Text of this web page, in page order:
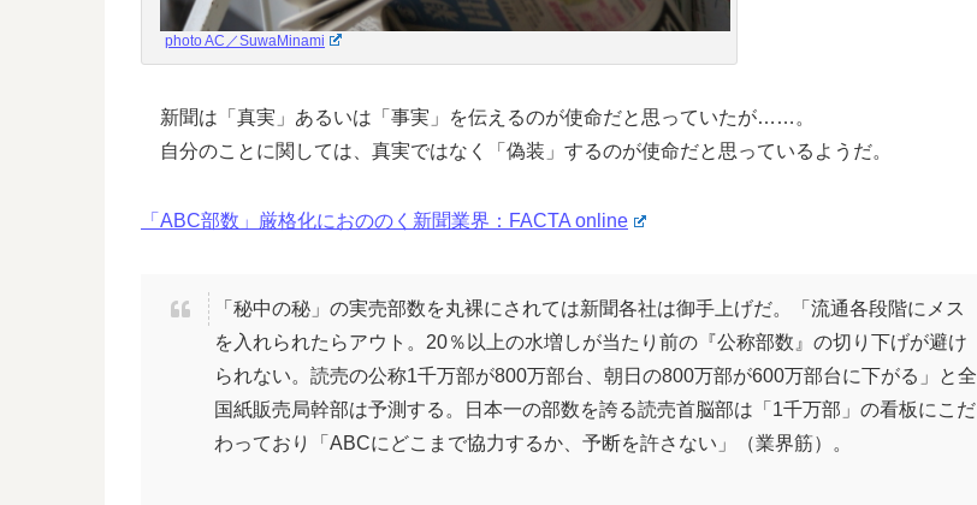
photo AC／SuwaMinami
新聞は「真実」あるいは「事実」を伝えるのが使命だと思っていたが……。
自分のことに関しては、真実ではなく「偽装」するのが使命だと思っているようだ。
「ABC部数」厳格化におののく新聞業界：FACTA online
「秘中の秘」の実売部数を丸裸にされては新聞各社は御手上げだ。「流通各段階にメス
を入れられたらアウト。20％以上の水増しが当たり前の『公称部数』の切り下げが避け
られない。読売の公称1千万部が800万部台、朝日の800万部が600万部台に下がる」と全
国紙販売局幹部は予測する。日本一の部数を誇る読売首脳部は「1千万部」の看板にこだ
わっており「ABCにどこまで協力するか、予断を許さない」（業界筋）。